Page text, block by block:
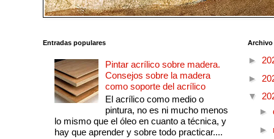
Entradas populares
Pintar acrílico sobre madera.
Consejos sobre la madera
como soporte del acrílico
El acrílico como medio o
pintura, no es ni mucho menos
lo mismo que el óleo en cuanto a técnica, y
hay que aprender y sobre todo practicar....
►
►
▼
►
►